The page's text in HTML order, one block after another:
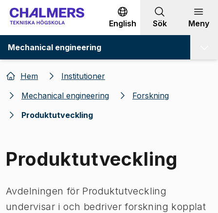
Gå till innehållet
English Sök Meny
Mechanical engineering
Hem
Institutioner
Mechanical engineering
Forskning
Produktutveckling
Produktutveckling
Avdelningen för Produktutveckling
undervisar i och bedriver forskning kopplat